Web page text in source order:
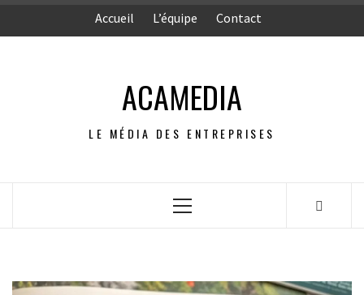
Accueil L’équipe Contact
ACAMEDIA
LE MÉDIA DES ENTREPRISES
Menu